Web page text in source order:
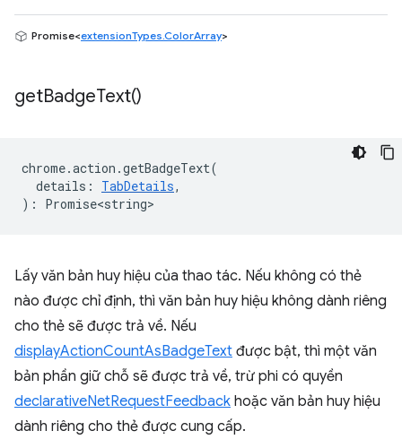
Promise<extensionTypes.ColorArray>
getBadgeText()
chrome.action .getBadgeText(
details : TabDetails,
) : Promise<string>
Lấy văn bản huy hiệu của thao tác. Nếu không có thẻ
nào được chỉ định, thì văn bản huy hiệu không dành riêng
cho thẻ sẽ được trả về. Nếu
displayActionCountAsBadgeText được bật, thì một văn
bản phần giữ chỗ sẽ được trả về, trừ phi có quyền
declarativeNetRequestFeedback hoặc văn bản huy hiệu
dành riêng cho thẻ được cung cấp.